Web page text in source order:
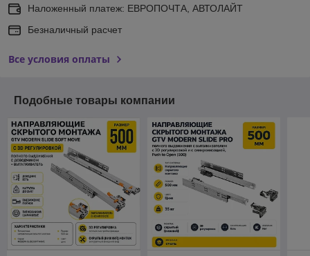
Наложенный платеж: ЕВРОПОЧТА, АВТОЛАЙТ
Безналичный расчет
Все условия оплаты
Подобные товары компании